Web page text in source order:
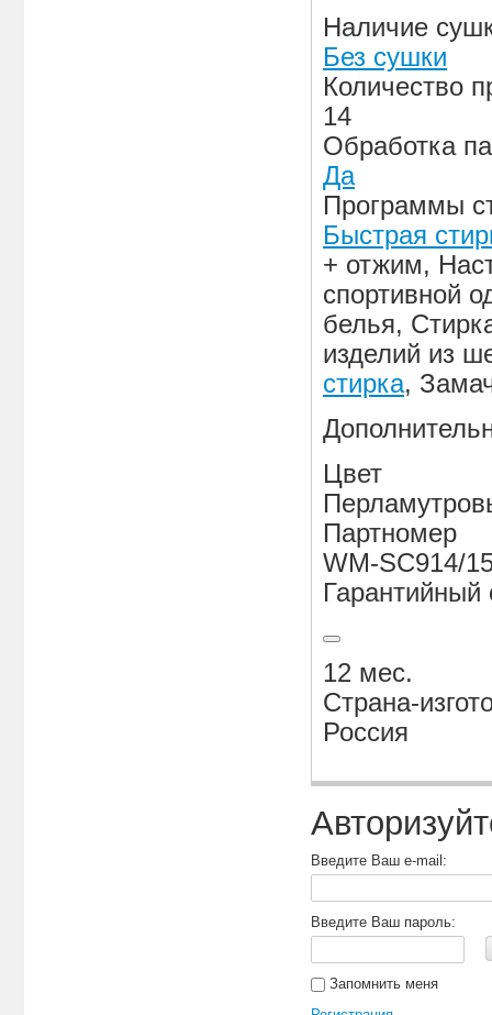
Наличие
Без сушки
Количество
14
Обработка
Да
Программы
Быстрая
+ отжим,
спортивной
белья,
изделий из
стирка,
Цвет
Партномер
WM-SC914/
Гарантийный
12 мес.
Страна-
Россия
Введите Ваш e-mail:
Введите Ваш пароль:
Запомнить меня